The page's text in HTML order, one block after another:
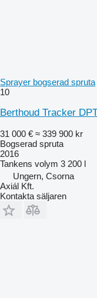
Sprayer bogserad spruta
10
Berthoud Tracker
31 000 € ≈ 339 900 kr
Bogserad spruta
2016
Tankens volym 3 200 l
Ungern, Csorna
Axiál Kft.
Kontakta säljaren